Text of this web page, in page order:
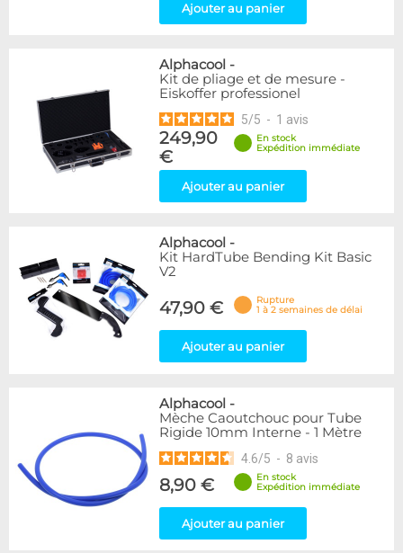
Ajouter au panier
Alphacool -
Kit de pliage et de mesure -
Eiskoffer professionel
5/5 - 1 avis
249,90
€
En stock
Expédition immédiate
Ajouter au panier
Alphacool -
Kit HardTube Bending Kit Basic
V2
47,90 €
Rupture
1 à 2 semaines de délai
Ajouter au panier
Alphacool -
Mèche Caoutchouc pour Tube
Rigide 10mm Interne - 1 Mètre
4.6/5 - 8 avis
8,90 €
En stock
Expédition immédiate
Ajouter au panier